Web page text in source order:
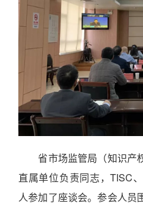
省市场监管局（知识产
直属单位负责同志，TISC
人参加了座谈会。参会人员